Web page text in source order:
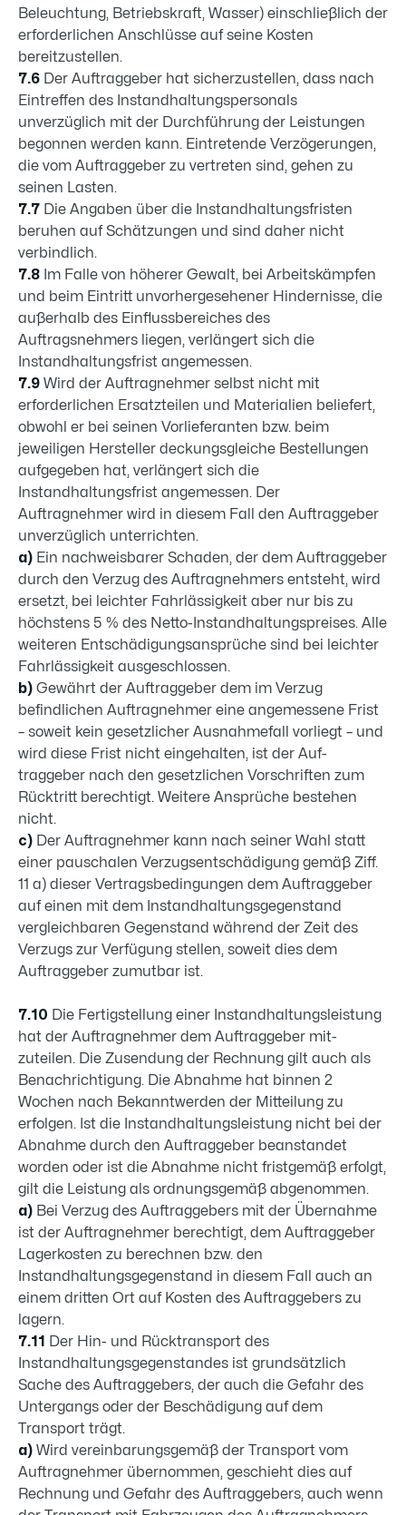
Beleuchtung, Betriebskraft, Wasser) einschließlich der
erforderlichen Anschlüsse auf seine Kosten
bereitzustellen.
7.6 Der Auftraggeber hat sicherzustellen, dass nach
Eintreffen des Instandhaltungspersonals
unverzüglich mit der Durchführung der Leistungen
begonnen werden kann. Eintretende Verzögerungen,
die vom Auftraggeber zu vertreten sind, gehen zu
seinen Lasten.
7.7 Die Angaben über die Instandhaltungsfristen
beruhen auf Schätzungen und sind daher nicht
verbindlich.
7.8 Im Falle von höherer Gewalt, bei Arbeitskämpfen
und beim Eintritt unvorhergesehener Hindernisse, die
außerhalb des Einflussbereiches des
Auftragsnehmers liegen, verlängert sich die
Instandhaltungsfrist angemessen.
7.9 Wird der Auftragnehmer selbst nicht mit
erforderlichen Ersatzteilen und Materialien beliefert,
obwohl er bei seinen Vorlieferanten bzw. beim
jeweiligen Hersteller deckungsgleiche Bestellungen
aufgegeben hat, verlängert sich die
Instandhaltungsfrist angemessen. Der
Auftragnehmer wird in diesem Fall den Auftraggeber
unverzüglich unterrichten.
a) Ein nachweisbarer Schaden, der dem Auftraggeber
durch den Ver­zug des Auftrag­nehmers entsteht, wird
ersetzt, bei leichter Fahrläs­sigkeit aber nur bis zu
höchstens 5 % des Netto-Instandhaltungspreises. Alle
wei­teren Entschädigungsansprüche sind bei leichter
Fahrlässigkeit aus­geschlossen.
b) Gewährt der Auftraggeber dem im Verzug
befindlichen Auftrag­nehmer eine an­gemessene Frist
– soweit kein gesetzlicher Ausnah­mefall vorliegt – und
wird diese Frist nicht eingehalten, ist der Auf­
traggeber nach den gesetzlichen Vorschriften zum
Rücktritt berech­tigt. Weitere Ansprüche bestehen
nicht.
c) Der Auftragnehmer kann nach seiner Wahl statt
einer pauschalen Verzugsentschädigung gemäß Ziff.
11 a) dieser Vertragsbedingungen dem Auftraggeber
auf einen mit dem Instandhaltungsgegenstand
vergleichbaren Gegenstand während der Zeit des
Verzugs zur Verfügung stellen, soweit dies dem
Auftraggeber zumutbar ist.
7.10 Die Fertigstellung einer Instandhaltungsleistung
hat der Auftragnehmer dem Auf­traggeber mit­
zuteilen. Die Zusendung der Rechnung gilt auch als
Benachrichtigung. Die Ab­nahme hat binnen 2
Wochen nach Be­kanntwerden der Mitteilung zu
erfolgen. Ist die Instandhaltungsleistung nicht bei der
Abnahme durch den Auftraggeber beanstandet
worden oder ist die Abnahme nicht fristgemäß erfolgt,
gilt die Leistung als ordnungsgemäß abgenommen.
a) Bei Verzug des Auftraggebers mit der Übernahme
ist der Auftrag­nehmer berech­tigt, dem Auftraggeber
Lagerkosten zu berechnen bzw. den
Instandhaltungsgegenstand in diesem Fall auch an
einem dritten Ort auf Kosten des Auftraggebers zu
lagern.
7.11
Der Hin- und Rücktransport des
Instandhaltungsgegenstandes ist grund­sätzlich
Sache des Auftraggebers, der auch die Gefahr des
Unter­gangs oder der Beschädigung auf dem
Transport trägt.
a) Wird vereinbarungsgemäß der Transport vom
Auftragnehmer über­nommen, ge­schieht dies auf
Rechnung und Gefahr des Auftragge­bers, auch wenn